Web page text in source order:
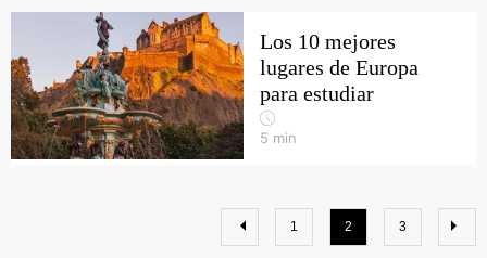
Los 10 mejores
lugares de Europa
para estudiar
5 min
1 2 3